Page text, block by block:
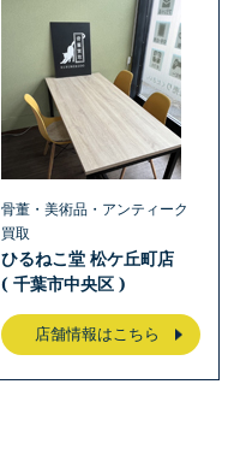
骨董・美術品・アンティーク
買取
ひるねこ堂 松ケ丘町店
( 千葉市中央区 )
店舗情報はこちら